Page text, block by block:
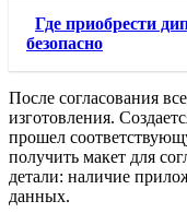
Где приобрести
безопасно
После согласования
изготовления.
прошел
получить макет для
детали: наличие
данных.